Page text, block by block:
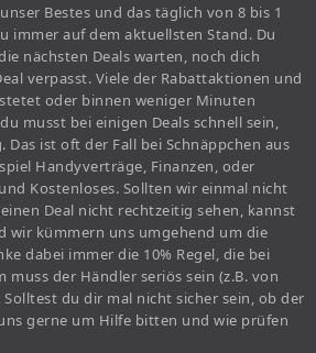
Bestes und das täglich von 8 bis 1
immer auf dem aktuellsten Stand. Du
nächsten Deals warten, noch dich
verpasst. Viele der Rabattaktionen und
oder binnen weniger Minuten
musst bei einigen Deals schnell sein,
Das ist oft der Fall bei Schnäppchen aus
Handyverträge, Finanzen, oder
Kostenloses. Sollten wir einmal nicht
Deal nicht rechtzeitig sehen, kannst
wir kümmern uns umgehend um die
dabei immer die 10% Regel, die bei
muss der Händler seriös sein (z.B. von
du dir mal nicht sicher sein, ob der
gerne um Hilfe bitten und wie prüfen